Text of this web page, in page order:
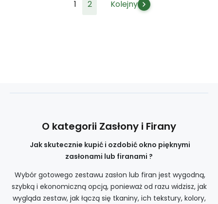
1 2 Kolejny
O kategorii Zasłony i Firany
Jak skutecznie kupić i ozdobić okno pięknymi
zasłonami lub firanami ?
Wybór gotowego zestawu zasłon lub firan jest wygodną,
szybką i ekonomiczną opcją, ponieważ od razu widzisz, jak
wygląda zestaw, jak łączą się tkaniny, ich tekstury, kolory,